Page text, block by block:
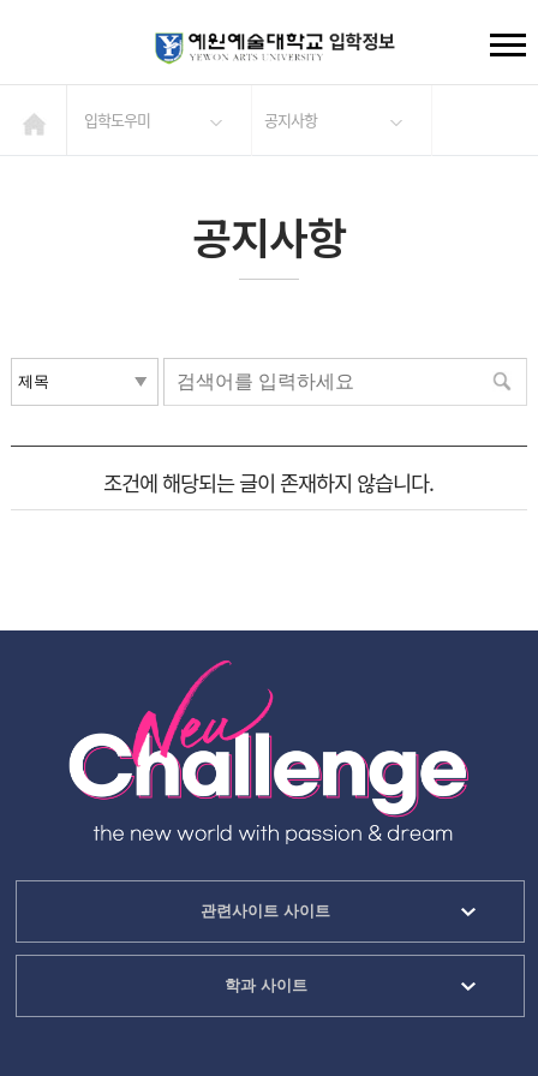
입학도우미 공지사항
공지사항
조건에 해당되는 글이 존재하지 않습니다.
관련사이트 사이트
학과 사이트